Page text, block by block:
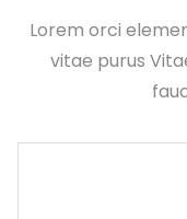
Lorem orci
vitae purus